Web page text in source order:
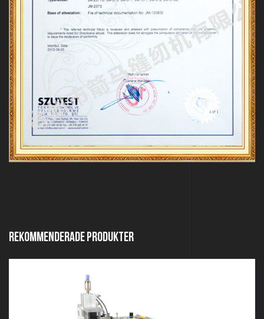
rekommenderade produkter